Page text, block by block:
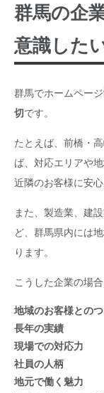
群馬の企
意識した
群馬でホームページ
切です。
たとえば、前橋・
ば、対応エリアや
近隣のお客様に安
また、製造業、建
ど、群馬県内には
ります。
こうした企業の場
地域のお客様とのつ
長年の実績
現場での対応力
社員の人柄
地元で働く魅力